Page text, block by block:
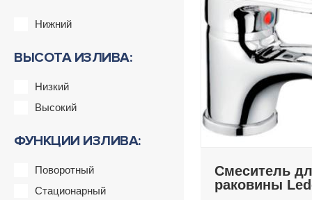
Нижний
ВЫСОТА ИЗЛИВА:
Низкий
Высокий
ФУНКЦИИ ИЗЛИВА:
Поворотный
Стационарный
Смеситель
раковины